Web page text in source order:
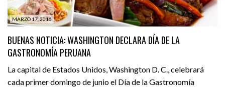
MARZO 17, 2016
BUENAS NOTICIA: WASHINGTON DECLARA DÍA DE LA
GASTRONOMÍA PERUANA
La capital de Estados Unidos, Washington D. C., celebrará
cada primer domingo de junio el Día de la Gastronomía